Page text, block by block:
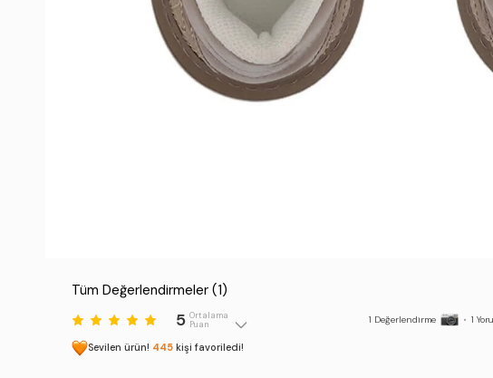
Tüm Değerlendirmeler (1)
5 Ortalama
Puan
1 Değerlendirme • 1
Sevilen ürün! 445kişi favoriledi!